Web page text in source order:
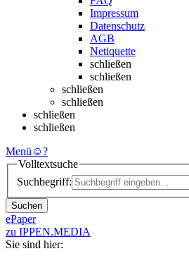
Impressum
Datenschutz
AGB
Netiquette
schließen
schließen
schließen
schließen
schließen
schließen
Menü ☺?
Volltextsuche
Suchbegriff:
Suchen
ePaper
zu IPPEN.MEDIA
Sie sind hier: